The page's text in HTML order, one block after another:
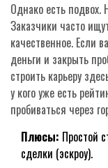
Однако есть подвох.
Заказчики часто
качественное. Если
деньги и закрыть
строить карьеру
у кого уже есть
пробиваться через
Плюсы: Простой
сделки (эскроу).